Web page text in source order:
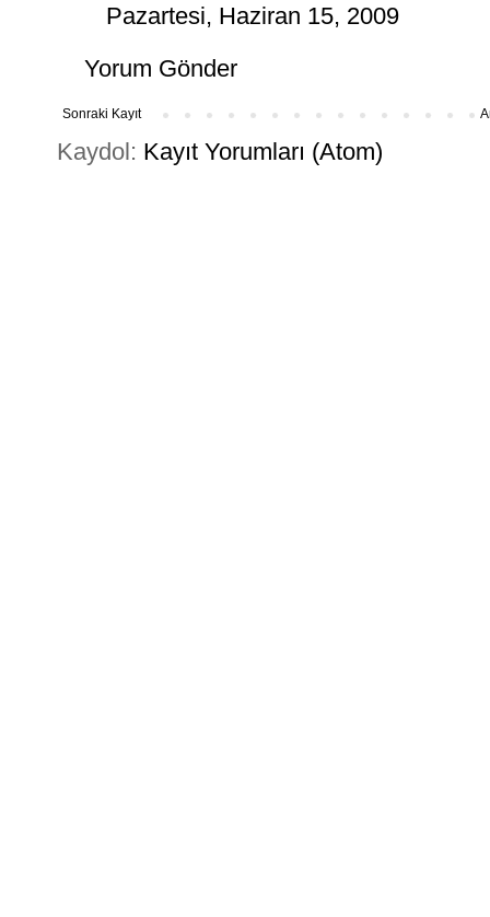
Pazartesi, Haziran 15, 2009
Yorum Gönder
Sonraki Kayıt
Kaydol: Kayıt Yorumları (Atom)